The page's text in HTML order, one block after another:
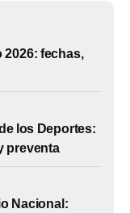
2026: fechas,
los Deportes:
preventa
Nacional: